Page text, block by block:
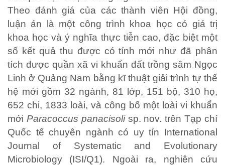
Theo đánh giá của các thành viên Hội đồng,
luận án là một công trình khoa học có giá trị
khoa học và ý nghĩa thực tiễn cao, đặc biệt một
số kết quả thu được có tính mới như đã phân
tích được quần xã vi khuẩn đất trồng sâm Ngọc
Linh ở Quảng Nam bằng kĩ thuật giải trình tự thế
hệ mới gồm 32 ngành, 81 lớp, 151 bộ, 310 họ,
652 chi, 1833 loài, và công bố một loài vi khuẩn
mới Paracoccus panacisoli sp. nov. trên Tạp chí
Quốc tế chuyên ngành có uy tín International
Journal of Systematic and Evolutionary
Microbiology (ISI/Q1). Ngoài ra, nghiên cứu